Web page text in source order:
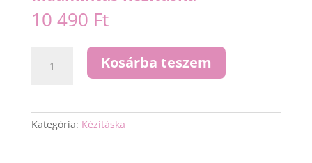
10 490 Ft
kézitáska
Kosárba teszem
Kategória: Kézitáska